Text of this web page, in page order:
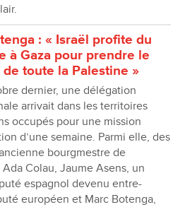
: « Israël profite du
à Gaza pour prendre le
toute la Palestine »
dernier, une délégation
arrivait dans les territoires
occupés pour une mission
dʼune semaine. Parmi elle, des
bourgmestre de
Colau, Jaume Asens, un
espagnol devenu entre-
européen et Marc Botenga,